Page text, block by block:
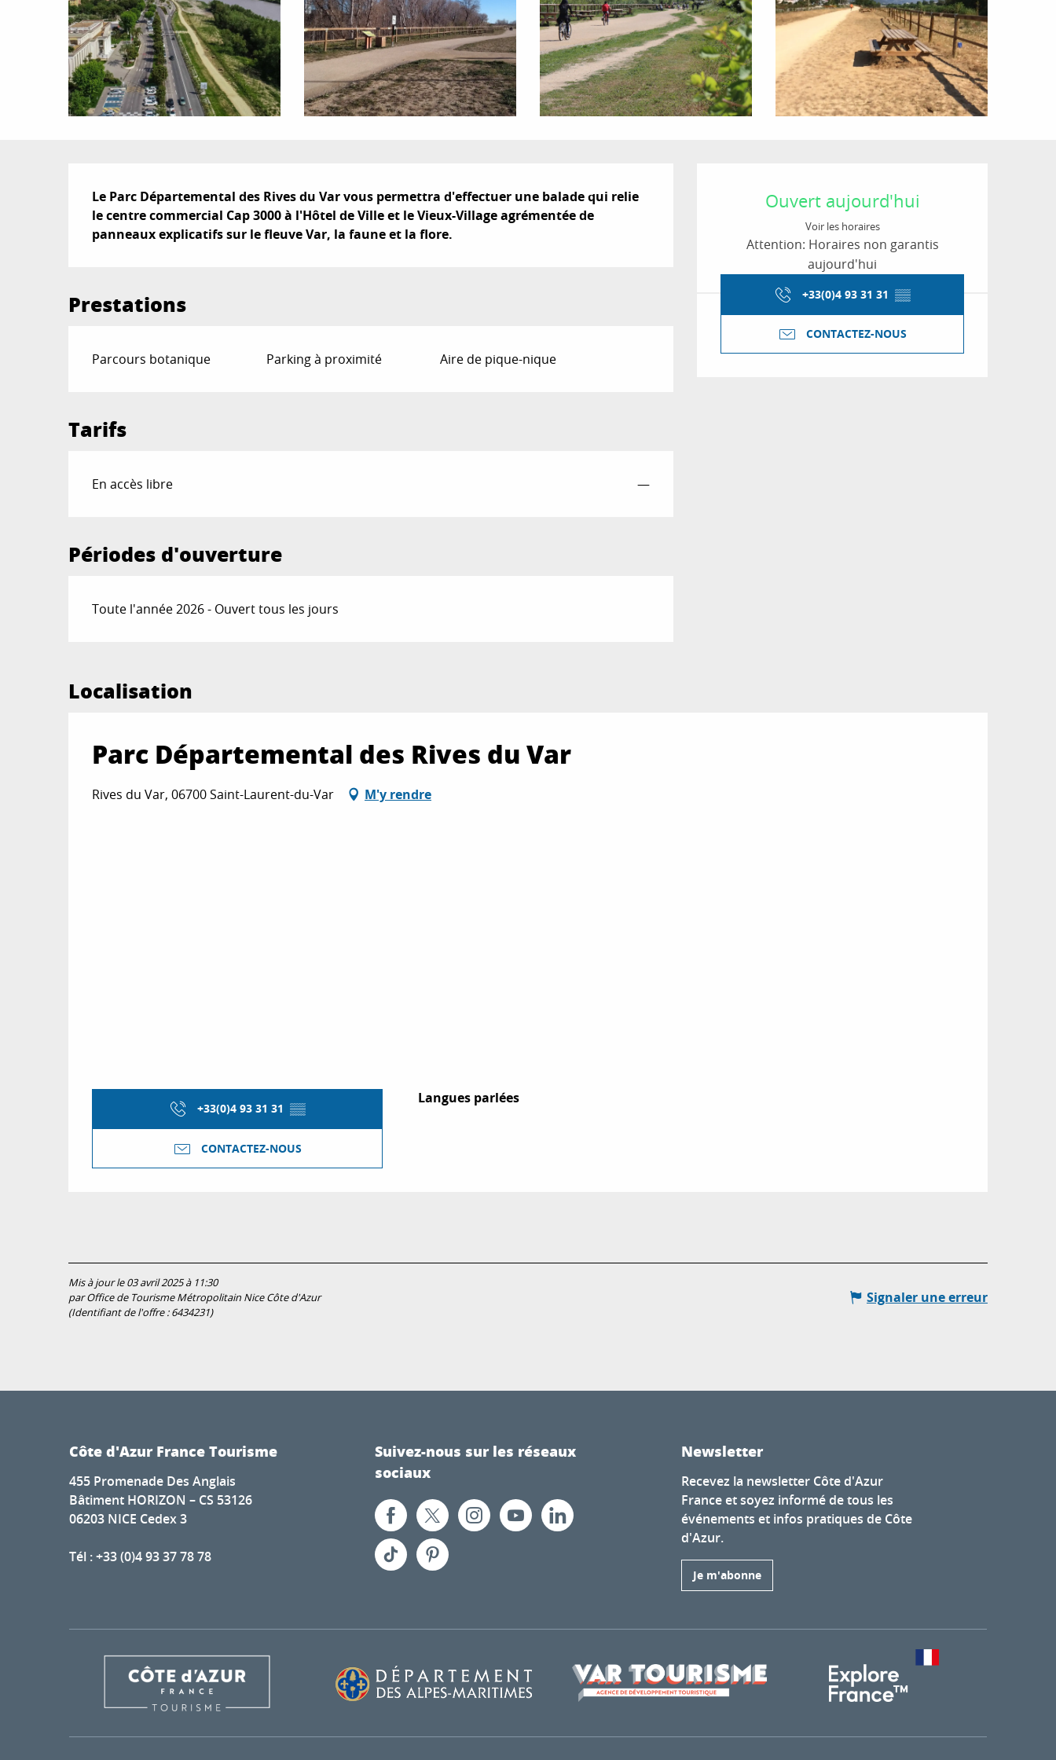
Ouverture et
Ouvert aujourd'hui
Voir les horaires
Attention: Horaires non garantis
aujourd'hui
+33(0)4 93 31 31 ▒▒
CONTACTEZ-NOUS
Description
Le Parc Départemental des Rives du Var vous permettra d'effectuer une balade qui relie
le centre commercial Cap 3000 à l'Hôtel de Ville et le Vieux-Village agrémentée de
panneaux explicatifs sur le fleuve Var, la faune et la flore.
Prestations
Parcours botanique Parking à proximité Aire de pique-nique
Tarifs
En accès libre —
Périodes d'ouverture
Toute l'année 2026 - Ouvert tous les jours
Localisation
Parc Départemental des Rives du Var
Rives du Var, 06700 Saint-Laurent-du-Var M'y rendre
+33(0)4 93 31 31 ▒▒
CONTACTEZ-NOUS
Langues parlées
Langues parlées
Mis à jour le 03 avril 2025 à 11:30
par Office de Tourisme Métropolitain Nice Côte d'Azur
(Identifiant de l'offre :6434231)
Signaler une erreur
Côte d'Azur France Tourisme
455 Promenade Des Anglais
Bâtiment HORIZON – CS 53126
06203 NICE Cedex 3
Tél : +33 (0)4 93 37 78 78
Suivez-nous sur les réseaux
sociaux
Newsletter
Recevez la newsletter Côte d'Azur
France et soyez informé de tous les
événements et infos pratiques de Côte
d'Azur.
Je m'abonne